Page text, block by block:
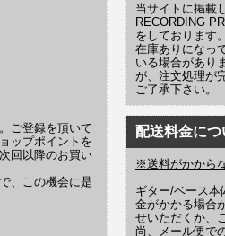
ご登録を頂いて
ップポイントを
回以降のお買い
、この機会に是
当サイトに掲載
RECORDING
をしております。
在庫ありになっ
いる場合があり
が、注文処理が
ご了承下さい。
配送料金につ
※送料がかから
ギター/ベース本
金がかかる場合
せいただくか、
尚、メール便で